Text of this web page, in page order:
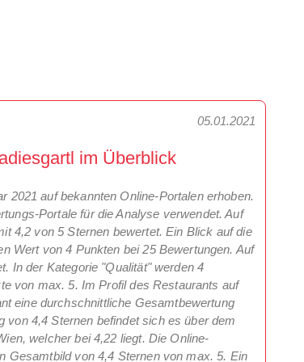
05.01.2021
im Überblick
2021 auf bekannten Online-Portalen erhoben.
Portale für die Analyse verwendet. Auf
4,2 von 5 Sternen bewertet. Ein Blick auf die
Wert von 4 Punkten bei 25 Bewertungen. Auf
In der Kategorie "Qualität" werden 4
von max. 5. Im Profil des Restaurants auf
eine durchschnittliche Gesamtbewertung
4,4 Sternen befindet sich es über dem
welcher bei 4,22 liegt. Die Online-
Gesamtbild von 4,4 Sternen von max. 5. Ein